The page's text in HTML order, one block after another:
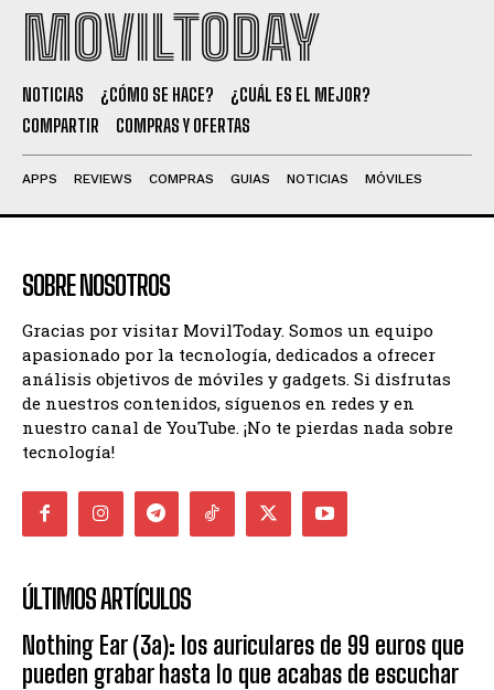
MOVILTODAY
NOTICIAS ¿CÓMO SE HACE?
¿CUÁL ES EL MEJOR?
COMPARTIR
COMPRAS Y OFERTAS
APPS REVIEWS COMPRAS GUIAS NOTICIAS MÓVILES
SOBRE NOSOTROS
Gracias por visitar MovilToday. Somos un equipo
apasionado por la tecnología, dedicados a ofrecer
análisis objetivos de móviles y gadgets. Si disfrutas
de nuestros contenidos, síguenos en redes y en
nuestro canal de YouTube. ¡No te pierdas nada sobre
tecnología!
ÚLTIMOS ARTÍCULOS
Nothing Ear (3a): los auriculares de 99 euros que
pueden grabar hasta lo que acabas de escuchar